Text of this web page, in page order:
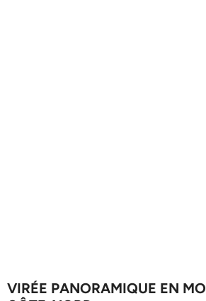
VIRÉE PANORAMIQUE EN